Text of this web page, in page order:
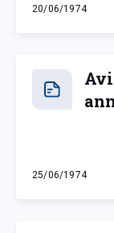
20/06/1974
jeudi 20 juin
25/06/1974
mardi 25 juin